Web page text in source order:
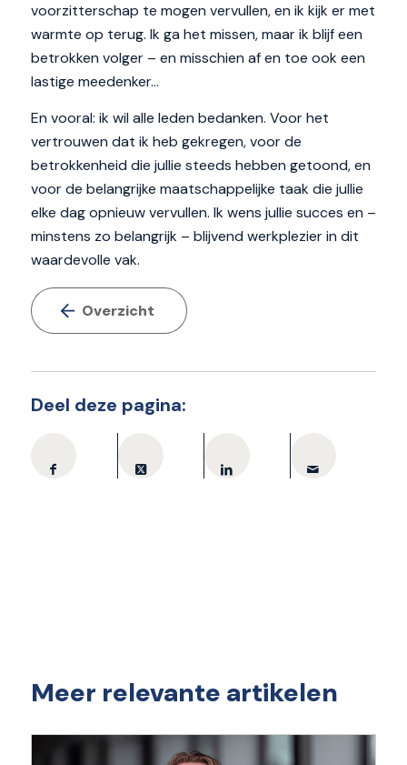
voorzitterschap te mogen vervullen, en ik kijk er met
warmte op terug. Ik ga het missen, maar ik blijf een
betrokken volger – en misschien af en toe ook een
lastige meedenker…
En vooral: ik wil alle leden bedanken. Voor het
vertrouwen dat ik heb gekregen, voor de
betrokkenheid die jullie steeds hebben getoond, en
voor de belangrijke maatschappelijke taak die jullie
elke dag opnieuw vervullen. Ik wens jullie succes en –
minstens zo belangrijk – blijvend werkplezier in dit
waardevolle vak.
Overzicht
Deel deze pagina:
Meer relevante artikelen